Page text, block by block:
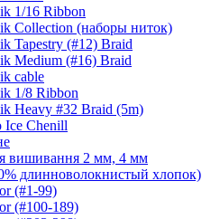
1/16 Ribbon
Collection (наборы ниток)
Tapestry (#12) Braid
Medium (#16) Braid
cable
1/8 Ribbon
Heavy #32 Braid (5m)
Ice Chenill
вишивання 2 мм, 4 мм
длинноволокнистый хлопок)
(#1-99)
(#100-189)